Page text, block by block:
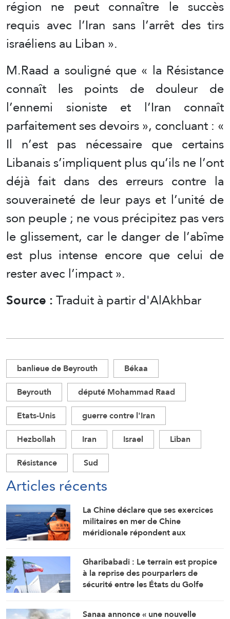
région ne peut connaître le succès
requis avec l’Iran sans l’arrêt des tirs
israéliens au Liban ».
M.Raad a souligné que « la Résistance
connaît les points de douleur de
l’ennemi sioniste et l’Iran connaît
parfaitement ses devoirs », concluant : «
Il n’est pas nécessaire que certains
Libanais s’impliquent plus qu’ils ne l’ont
déjà fait dans des erreurs contre la
souveraineté de leur pays et l’unité de
son peuple ; ne vous précipitez pas vers
le glissement, car le danger de l’abîme
est plus intense encore que celui de
rester avec l’impact ».
Source :Traduit à partir d'AlAkhbar
banlieue de Beyrouth
Békaa
Beyrouth
député Mohammad Raad
Etats-Unis
guerre contre l'Iran
Hezbollah
Iran Israel
Liban
Résistance
Sud
Articles récents
La Chine déclare que ses exercices
militaires en mer de Chine
méridionale répondent aux
Gharibabadi : Le terrain est propice
à la reprise des pourparlers de
sécurité entre les États du Golfe
Sanaa annonce « une nouvelle